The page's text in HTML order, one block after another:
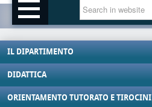
IL DIPARTIMENTO
DIDATTICA
ORIENTAMENTO TUTORATO E TIROCINI